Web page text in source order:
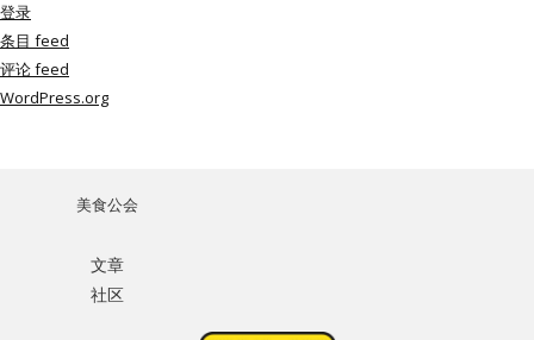
登录
条目 feed
评论 feed
WordPress.org
美食公会
文章
社区